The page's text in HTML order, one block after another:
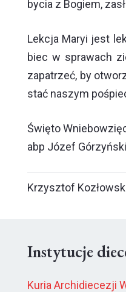
bycia z Bogiem,
Lekcja Maryi jest
biec w sprawach
zapatrzeć, by
stać naszym
Święto
abp Józef
Krzysztof
Instytucje
Kuria Archidiecezji